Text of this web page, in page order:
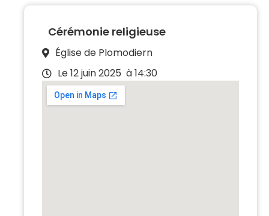
Cérémonie religieuse
Église de Plomodiern
Le 12 juin 2025 à 14:30